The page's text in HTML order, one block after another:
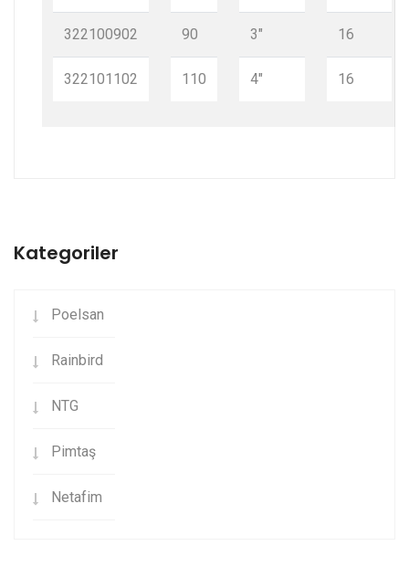
322100902
322101102
90
110
3"
4"
16
16
Kategoriler
Poelsan
Rainbird
NTG
Pimtaş
Netafim